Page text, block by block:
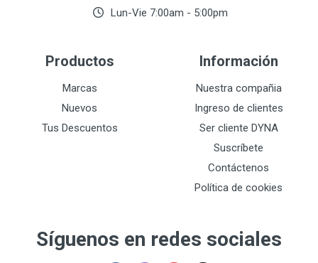
Lun-Vie 7:00am - 5:00pm
Productos
Marcas
Nuevos
Tus Descuentos
Información
Nuestra compañia
Ingreso de clientes
Ser cliente DYNA
Suscríbete
Contáctenos
Política de cookies
Síguenos en redes sociales